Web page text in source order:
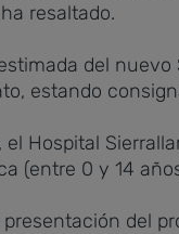
resaltado.
del nuevo
estando
Hospital
(entre 0 y 14
del